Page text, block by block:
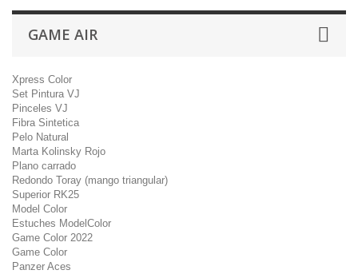
GAME AIR
Xpress Color
Set Pintura VJ
Pinceles VJ
Fibra Sintetica
Pelo Natural
Marta Kolinsky Rojo
Plano carrado
Redondo Toray (mango triangular)
Superior RK25
Model Color
Estuches ModelColor
Game Color 2022
Game Color
Panzer Aces